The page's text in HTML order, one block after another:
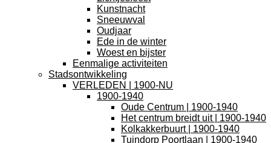
Kunstnacht
Sneeuwval
Oudjaar
Ede in de winter
Woest en bijster
Eenmalige activiteiten
Stadsontwikkeling
VERLEDEN | 1900-NU
1900-1940
Oude Centrum | 1900-1940
Het centrum breidt uit | 1900-1940
Kolkakkerbuurt | 1900-1940
Tuindorp Poortlaan | 1900-1940